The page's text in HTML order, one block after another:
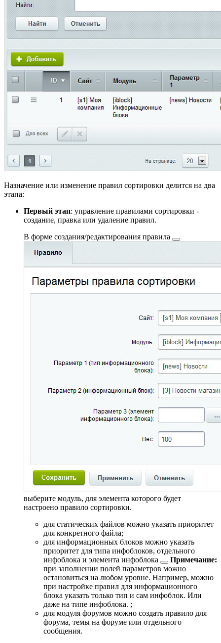
Назначение или изменение правил сортировки делится на два
этапа:
Первый этап: управление правилами сортировки -
создание, правка или удаление правил.
В форме создания/редактирования правила
выберите модуль, для элемента которого будет
настроено правило сортировки.
для статических файлов можно указать приоритет
для конкретного файла;
для информационных блоков можно указать
приоритет для типа инфоблоков, отдельного
инфоблока и элемента инфоблока
Примечание:
при заполнении полей параметров можно
остановиться на любом уровне. Например, можно
при настройке правил для информационного
блока указать только тип и сам инфоблок. Или
даже на типе инфоблока. ;
для модуля форумов можно создать правило для
форума, темы на форуме или отдельного
сообщения.